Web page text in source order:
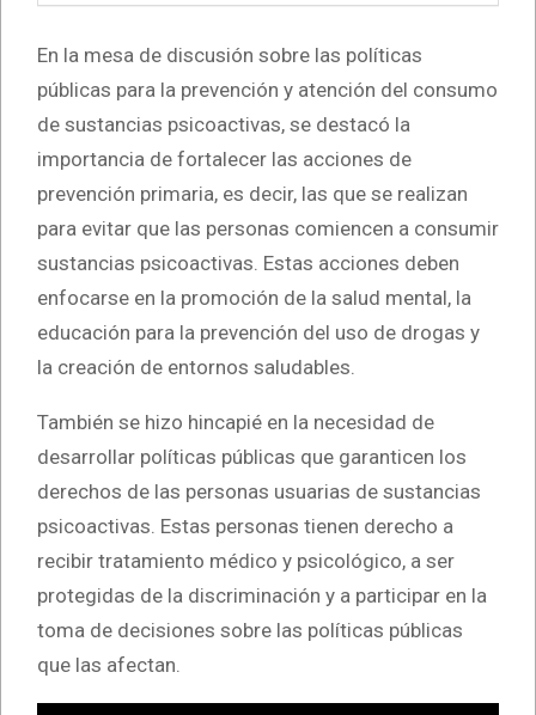
En la mesa de discusión sobre las políticas
públicas para la prevención y atención del consumo
de sustancias psicoactivas, se destacó la
importancia de fortalecer las acciones de
prevención primaria, es decir, las que se realizan
para evitar que las personas comiencen a consumir
sustancias psicoactivas. Estas acciones deben
enfocarse en la promoción de la salud mental, la
educación para la prevención del uso de drogas y
la creación de entornos saludables.
También se hizo hincapié en la necesidad de
desarrollar políticas públicas que garanticen los
derechos de las personas usuarias de sustancias
psicoactivas. Estas personas tienen derecho a
recibir tratamiento médico y psicológico, a ser
protegidas de la discriminación y a participar en la
toma de decisiones sobre las políticas públicas
que las afectan.